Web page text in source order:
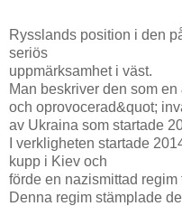
Rysslands position i den
seriös
uppmärksamhet i väst.
Man beskriver den som
och oprovocerad&quot;
av Ukraina som startade
I verkligheten startade
kupp i Kiev och
förde en nazismittad regim
Denna regim stämplade